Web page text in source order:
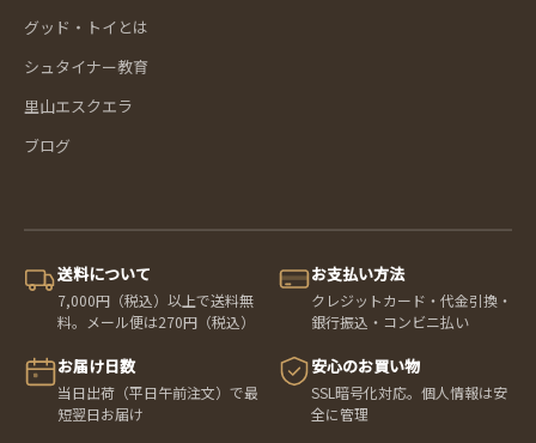
グッド・トイとは
シュタイナー教育
里山エスクエラ
ブログ
送料について
7,000円（税込）以上で送料無
料。メール便は270円（税込）
お支払い方法
クレジットカード・代金引換・
銀行振込・コンビニ払い
お届け日数
当日出荷（平日午前注文）で最
短翌日お届け
安心のお買い物
SSL暗号化対応。個人情報は安
全に管理